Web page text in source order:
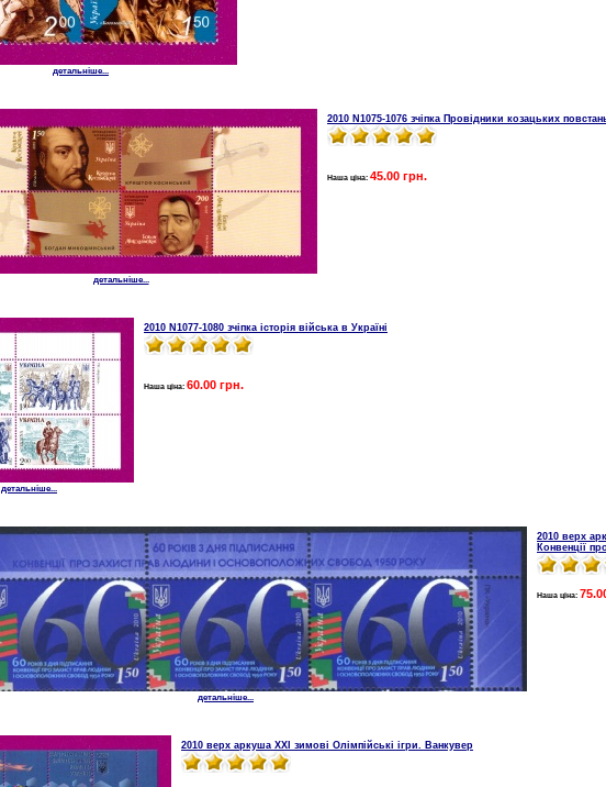
детальніше...
детальніше...
2010 N1075-1076 зчіпка Провідники козацьких
Наша ціна: 45.00 грн.
детальніше...
2010 N1077-1080 зчіпка історія війська в Україні
Наша ціна: 60.00 грн.
детальніше...
2010 верх
Конвенції
Наша ціна:
2010 верх аркуша XXІ зимові Олімпійські ігри. Ванкувер